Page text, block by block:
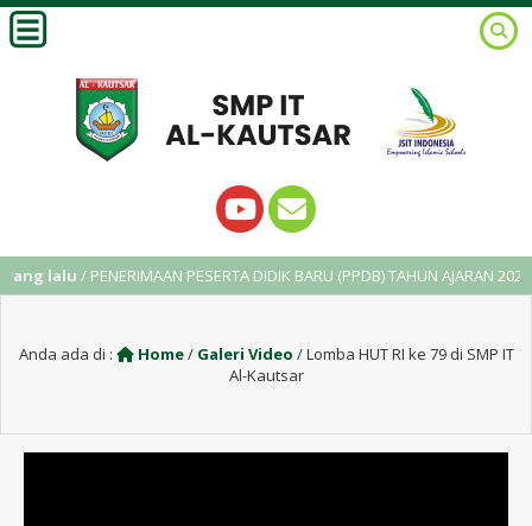
lalu/ PENERIMAAN PESERTA DIDIK BARU (PPDB) TAHUN AJARAN 2025/
Anda ada di : Home/ Galeri Video /Lomba HUT RI ke 79 di SMP IT
Al-Kautsar